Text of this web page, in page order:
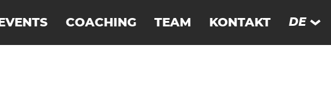
DE
EVENTS COACHING TEAM KONTAKT